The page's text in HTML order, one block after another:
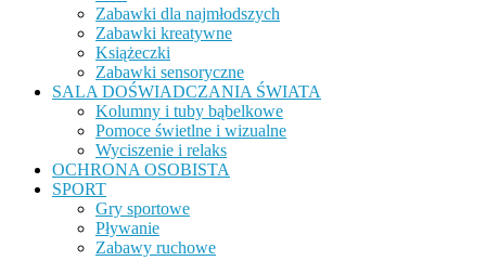
Zabawki dla najmłodszych
Zabawki kreatywne
Książeczki
Zabawki sensoryczne
SALA DOŚWIADCZANIA ŚWIATA
Kolumny i tuby bąbelkowe
Pomoce świetlne i wizualne
Wyciszenie i relaks
OCHRONA OSOBISTA
SPORT
Gry sportowe
Pływanie
Zabawy ruchowe